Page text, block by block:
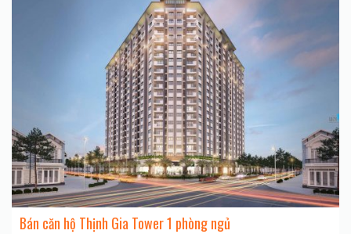
Bán căn hộ Thịnh Gia Tower 1 phòng ngủ